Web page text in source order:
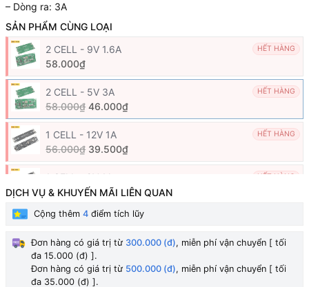
– Dòng ra: 3A
SẢN PHẨM CÙNG LOẠI
2 CELL - 9V 1.6A
HẾT HÀNG
58.000₫
2 CELL - 5V 3A HẾT HÀNG
58.000₫ 46.000₫
1 CELL - 12V 1A HẾT HÀNG
56.000₫ 39.500₫
1 CELL - 9V 1A HẾT HÀNG
56.000₫
1 CELL - 5V 1A
2 CELL - 12V 1.2A
58.000₫
DỊCH VỤ & KHUYẾN MÃI LIÊN QUAN
Cộng thêm 4 điểm tích lũy
Đơn hàng có giá trị từ 300.000 (đ), miễn phí vận chuyển [ tối
đa 15.000 (đ) ].
Đơn hàng có giá trị từ 500.000 (đ), miễn phí vận chuyển [ tối
đa 35.000 (đ) ].